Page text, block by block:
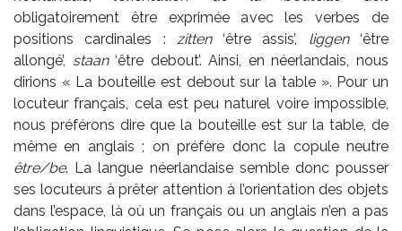
obligatoirement être exprimée avec les verbes de
positions cardinales : zitten‘être assis’, liggen‘être
allongé’, staan‘être debout’. Ainsi, en néerlandais, nous
dirions « La bouteille est debout sur la table ». Pour un
locuteur français, cela est peu naturel voire impossible,
nous préférons dire que la bouteille est sur la table, de
même en anglais ; on préfère donc la copule neutre
être/be. La langue néerlandaise semble donc pousser
ses locuteurs à prêter attention à l’orientation des objets
dans l’espace, là où un français ou un anglais n’en a pas